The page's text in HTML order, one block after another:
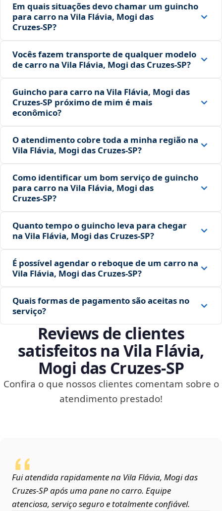
Em quais situações devo chamar um guincho
para carro na Vila Flávia, Mogi das
Cruzes‑SP?
Vocês fazem transporte de qualquer modelo
de carro na Vila Flávia, Mogi das Cruzes‑SP?
Guincho para carro na Vila Flávia, Mogi das
Cruzes‑SP próximo de mim é mais
econômico?
O atendimento cobre toda a minha região na
Vila Flávia, Mogi das Cruzes‑SP?
Como identificar um bom serviço de guincho
para carro na Vila Flávia, Mogi das
Cruzes‑SP?
Quanto tempo o guincho leva para chegar
na Vila Flávia, Mogi das Cruzes‑SP?
É possível agendar o reboque de um carro na
Vila Flávia, Mogi das Cruzes‑SP?
Quais formas de pagamento são aceitas no
serviço?
Reviews de clientes
satisfeitos na Vila Flávia,
Mogi das Cruzes‑SP
Confira o que nossos clientes comentam sobre o
atendimento prestado!
Fui atendida rapidamente na Vila Flávia, Mogi das
Cruzes‑SP após uma pane no carro. Equipe
atenciosa, serviço seguro e totalmente confiável.